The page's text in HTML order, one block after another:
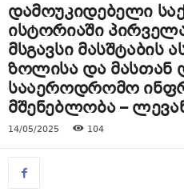
დამოუკიდებელი
ისტორიაში
მსგავსი მასშტაბის
ზოლისა და მასთან
სააეროდრომო
მშენებლობა –
14/05/2025 104